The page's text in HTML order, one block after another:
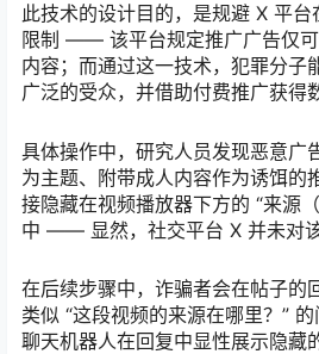
此技术的设计目的，是规避 X 平台
限制 —— 该平台规定推广广告仅
内容；而通过这一技术，犯罪分子
广泛的受众，并借助付费推广获得
具体操作中，研究人员发现恶意广
为主题、附带成人内容作为诱饵的
接隐藏在视频播放器下方的 “来源
中 —— 显然，社交平台 X 并未对该
在后续步骤中，诈骗者会在帖子的
类似 “这段视频的来源在哪里？”
聊天机器人在回复中显性展示隐藏